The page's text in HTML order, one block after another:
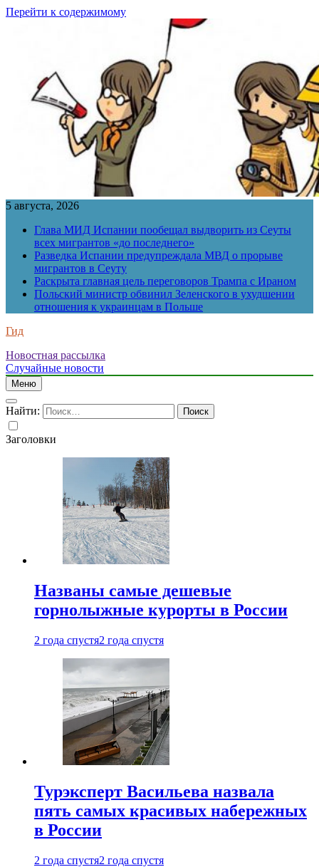
Перейти к содержимому
5 августа, 2026
Глава МИД Испании пообещал выдворить из Сеуты
всех мигрантов «до последнего»
Разведка Испании предупреждала МВД о прорыве
мигрантов в Сеуту
Раскрыта главная цель переговоров Трампа с Ираном
Польский министр обвинил Зеленского в ухудшении
отношения к украинцам в Польше
Гид
Новостная рассылка
Случайные новости
Меню
Найти:
Заголовки
Названы самые дешевые
горнолыжные курорты в России
2 года спустя2 года спустя
Турэксперт Васильева назвала
пять самых красивых набережных
в России
2 года спустя2 года спустя